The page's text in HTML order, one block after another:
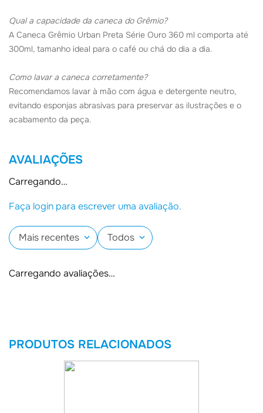
Qual a capacidade da caneca do Grêmio?
A Caneca Grêmio Urban Preta Série Ouro 360 ml comporta até
300ml, tamanho ideal para o café ou chá do dia a dia.
Como lavar a caneca corretamente?
Recomendamos lavar à mão com água e detergente neutro,
evitando esponjas abrasivas para preservar as ilustrações e o
acabamento da peça.
AVALIAÇÕES
Carregando…
Faça login para escrever uma avaliação.
Mais recentes Todos
Carregando avaliações…
PRODUTOS RELACIONADOS